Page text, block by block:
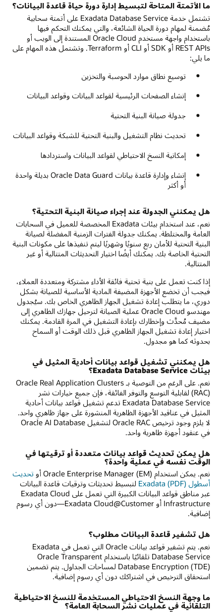
ما الأتمتة المتاحة لتبسيط إدارة دورة حياة قاعدة البيانات؟
تشتمل خدمة Exadata Database Service على أتمتة سحابية
مُضمنة لمهام دورة الحياة الشائعة، والتي يمكنك التحكم فيها
باستخدام واجهة مستخدم Oracle Cloud المستندة إلى الويب أو
REST APIs أو SDK أو CLI أو Terraform. وتشتمل هذه المهام على
ما يلي:
توسيع نطاق موارد الحوسبة والتخزين
إنشاء الصفحات الرئيسية لقواعد البيانات وقواعد البيانات
جدولة صيانة البنية التحتية
تحديث نظام التشغيل والبنية التحتية للشبكة وقواعد البيانات
إمكانية النسخ الاحتياطي لقواعد البيانات واستردادها
إنشاء وإدارة قاعدة بيانات Oracle Data Guard بديلة واحدة
أو أكثر
هل يمكنني الجدولة عند إجراء صيانة البنية التحتية؟
نعم، عند استخدام بيئات Exadata المخصصة للعميل في السحابات
العامة والمختلطة. يمكنك جدولة الفترات الزمنية المفضلة لصيانة
البنية التحتية للأمان ربع سنويًا وشهريًا ليتم تنفيذها على مكونات البنية
التحتية الخاصة بك. يمكنك أيضًا اختيار التحديثات المتتالية أو غير
المتتالية.
إذا كنت تعمل على بنية تحتية فائقة الأداء مشتركة ومتعددة العملاء،
فيجب أن تخضع الأجهزة المضيفة المادية الأساسية للصيانة بشكل
دوري، ما يتطلب إعادة تشغيل الجهاز الظاهري الخاص بك. سيُجدول
مهندسو Oracle Cloud عملية الصيانة لترحيل جهازك الظاهري إلى
مضيف مُحدَّث وإخطارك بإعادة التشغيل في المرة القادمة. يمكنك
اختيار إعادة تشغيل الجهاز الظاهري قبل ذلك الوقت أو السماح
بحدوثه كما هو مجدول.
هل يمكنني تشغيل قواعد بيانات أحادية المثيل في
بيئات Exadata Database Service؟
نعم. على الرغم من التوصية بـ Oracle Real Application Clusters
(RAC) لقابلية التوسع والتوفر الفائقة، فإن جميع خيارات نشر
Exadata Database Service تدعم تشغيل قواعد بيانات أحادية
المثيل في عناقيد الأجهزة الظاهرية المنشورة على جهاز ظاهري واحد.
لا يلزم وجود ترخيص Oracle RAC لتشغيل Oracle AI Database
في عنقود أجهزة ظاهرية واحد.
هل يمكن تحديث قواعد بيانات متعددة أو ترقيتها في
الوقت نفسه في عملية واحدة؟
نعم. يمكن استخدام Oracle Enterprise Manager (EM) أو
تحديث
أسطول Exadata (PDF)
لتبسيط تحديثات وترقيات قاعدة البيانات
عبر مناطق قواعد البيانات الكبيرة التي تعمل على Exadata Cloud
Infrastructure أو Exadata Cloud@Customer—دون أي رسوم
إضافية.
هل تشفير قاعدة البيانات مطلوب؟
نعم. يتم تشفير قواعد بيانات Oracle التي تعمل في Exadata
Database Service تلقائيًا باستخدام Oracle Transparent
Database Encryption (TDE) لمساحات الجداول. يتم تضمين
استحقاق الترخيص في اشتراكك دون أي رسوم إضافية.
ما وجهة النسخ الاحتياطي المستخدمة للنسخ الاحتياطية
التلقائية في عمليات نشر السحابة العامة؟